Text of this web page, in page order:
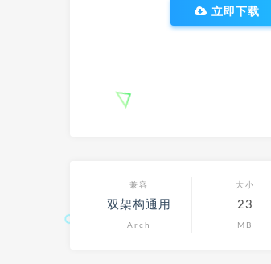
立即下载
兼容
双架构通用
Arch
大小
23
MB